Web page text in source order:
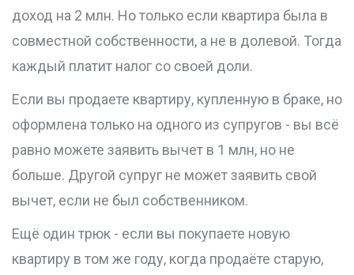
доход на 2 млн. Но только если квартира была в
совместной собственности, а не в долевой. Тогда
каждый платит налог со своей доли.
Если вы продаете квартиру, купленную в браке, но
оформлена только на одного из супругов - вы всё
равно можете заявить вычет в 1 млн, но не
больше. Другой супруг не может заявить свой
вычет, если не был собственником.
Ещё один трюк - если вы покупаете новую
квартиру в том же году, когда продаёте старую,